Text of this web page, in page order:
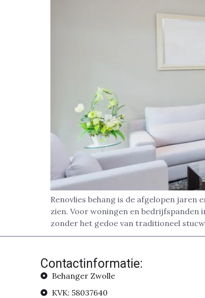
Renovlies behang is de afgelopen
zien. Voor woningen en bedrijfspanden
zonder het gedoe van traditioneel
Contactinformatie:
Behanger Zwolle
KVK: 58037640